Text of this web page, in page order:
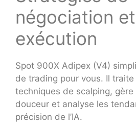
négociation et
exécution
Spot 900X Adipex (V4)
de trading pour vous. Il
techniques de scalping, gère
douceur et analyse les
précision de l’IA.